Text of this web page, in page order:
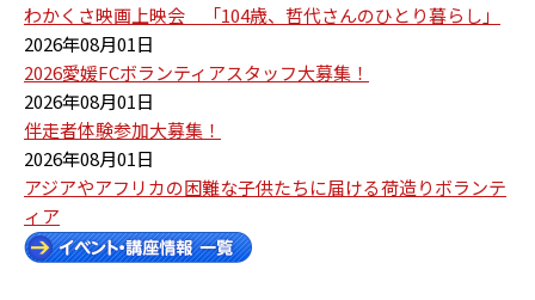
わかくさ映画上映会 「104歳、哲代さんのひとり暮らし」
2026年08月01日
2026愛媛FCボランティアスタッフ大募集！
2026年08月01日
伴走者体験参加大募集！
2026年08月01日
アジアやアフリカの困難な子供たちに届ける荷造りボランテ
ィア